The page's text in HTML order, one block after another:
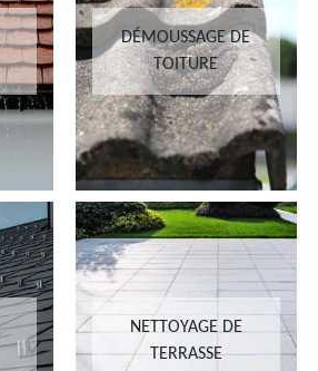
DÉMOUSSAGE DE
TOITURE
NETTOYAGE DE
TERRASSE